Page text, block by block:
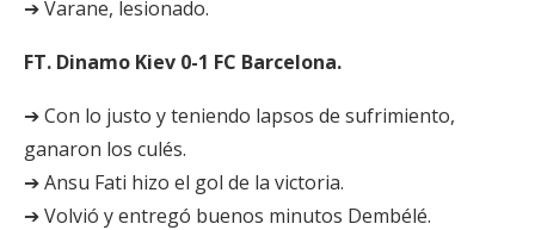
➔ Varane, lesionado.
FT. Dinamo Kiev 0-1 FC Barcelona.
➔ Con lo justo y teniendo lapsos de sufrimiento,
ganaron los culés.
➔ Ansu Fati hizo el gol de la victoria.
➔ Volvió y entregó buenos minutos Dembélé.